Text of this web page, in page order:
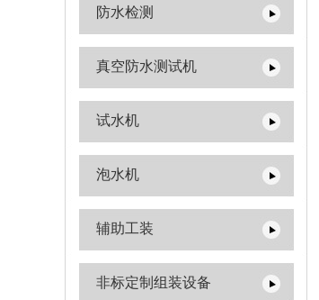
防水检测
真空防水测试机
试水机
泡水机
辅助工装
非标定制组装设备